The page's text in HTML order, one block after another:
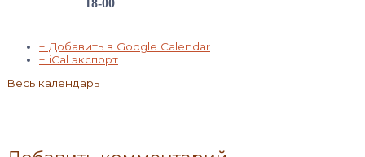
18-00
+ Добавить в Google Calendar
+ iCal экспорт
Весь календарь